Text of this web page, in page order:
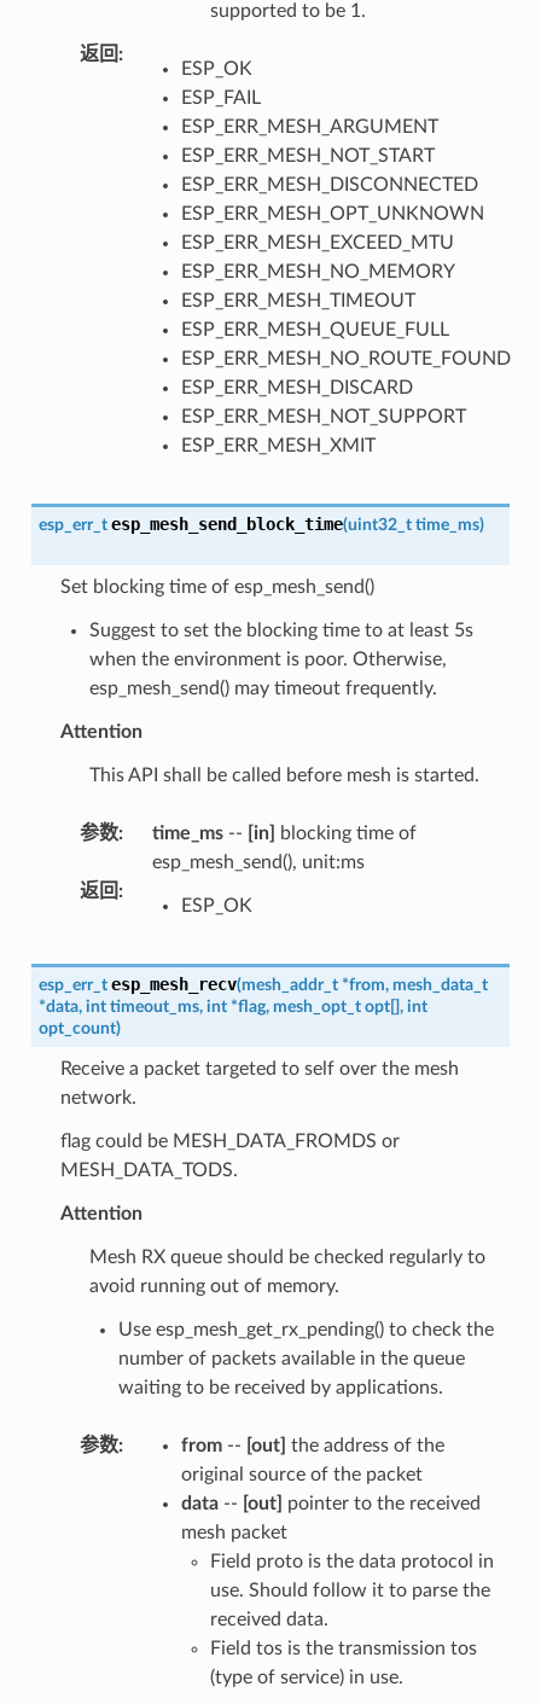
supported to be 1.
返回 :
ESP_OK
ESP_FAIL
ESP_ERR_MESH_ARGUMENT
ESP_ERR_MESH_NOT_START
ESP_ERR_MESH_DISCONNECTED
ESP_ERR_MESH_OPT_UNKNOWN
ESP_ERR_MESH_EXCEED_MTU
ESP_ERR_MESH_NO_MEMORY
ESP_ERR_MESH_TIMEOUT
ESP_ERR_MESH_QUEUE_FULL
ESP_ERR_MESH_NO_ROUTE_FOUND
ESP_ERR_MESH_DISCARD
ESP_ERR_MESH_NOT_SUPPORT
ESP_ERR_MESH_XMIT
esp_err_t esp_mesh_send_block_time(uint32_t time_ms)
Set blocking time of esp_mesh_send()
Suggest to set the blocking time to at least 5s
when the environment is poor. Otherwise,
esp_mesh_send() may timeout frequently.
Attention
This API shall be called before mesh is started.
参数: time_ms-- [in]
blocking time of
esp_mesh_send(), unit:ms
返回 :
ESP_OK
esp_err_t esp_mesh_recv(mesh_addr_t *from, mesh_data_t
*data, int timeout_ms, int *flag, mesh_opt_t opt[], int
opt_count)
Receive a packet targeted to self over the mesh
network.
flag could be MESH_DATA_FROMDS or
MESH_DATA_TODS.
Attention
Mesh RX queue should be checked regularly to
avoid running out of memory.
Use esp_mesh_get_rx_pending() to check the
number of packets available in the queue
waiting to be received by applications.
参数: from-- [out] the address of the
original source of the packet
data-- [out]
pointer to the received
mesh packet
Field proto is the data protocol in
use. Should follow it to parse the
received data.
Field tos is the transmission tos
(type of service) in use.